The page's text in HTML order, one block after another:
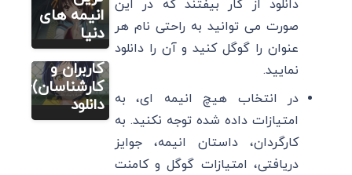
دانلود از کار بیفتند که در این
صورت می توانید به راحتی نام هر
عنوان را گوگل کنید و آن را دانلود
نمایید.
در انتخاب هیچ انیمه ای، به
امتیازات داده شده توجه نکنید. به
کارگردان، داستان انیمه، جوایز
دریافتی، امتیازات گوگل و کامنت
انیمه های
دنیا
ژاپنی برتر
(به
انتخاب
کاربران و
کارشناسان)+
دانلود